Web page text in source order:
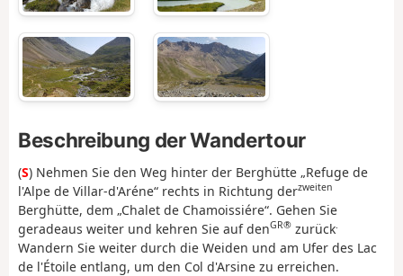
Beschreibung der Wandertour
(S) Nehmen Sie den Weg hinter der Berghütte „Refuge de
l'Alpe de Villar-d'Aréne“ rechts in Richtung derzweiten
Berghütte, dem „Chalet de Chamoissiére“. Gehen Sie
geradeaus weiter und kehren Sie auf denGR® zurück.
Wandern Sie weiter durch die Weiden und am Ufer des Lac
de l'Étoile entlang, um den Col d'Arsine zu erreichen.